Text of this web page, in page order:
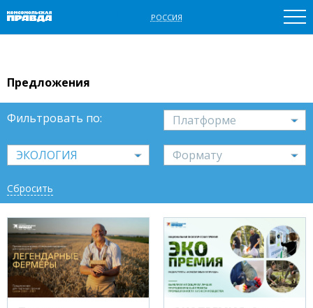
РОССИЯ
Фильтровать по: платформе
ЭКОЛОГИЯ формату
Сбросить
Предложения